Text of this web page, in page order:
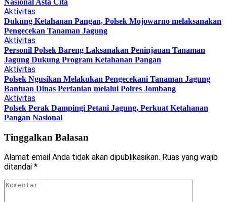
Aktivitas
Dukung Ketahanan Pangan, Polsek Mojowarno melaksanakan
Pengecekan Tanaman Jagung
Aktivitas
Personil Polsek Bareng Laksanakan Peninjauan Tanaman
Jagung Dukung Program Ketahanan Pangan
Aktivitas
Polsek Ngusikan Melakukan Pengecekani Tanaman Jagung
Bantuan Dinas Pertanian melalui Polres Jombang
Aktivitas
Polsek Perak Dampingi Petani Jagung, Perkuat Ketahanan
Pangan Nasional
Tinggalkan Balasan
Alamat email Anda tidak akan dipublikasikan. Ruas yang wajib
ditandai *